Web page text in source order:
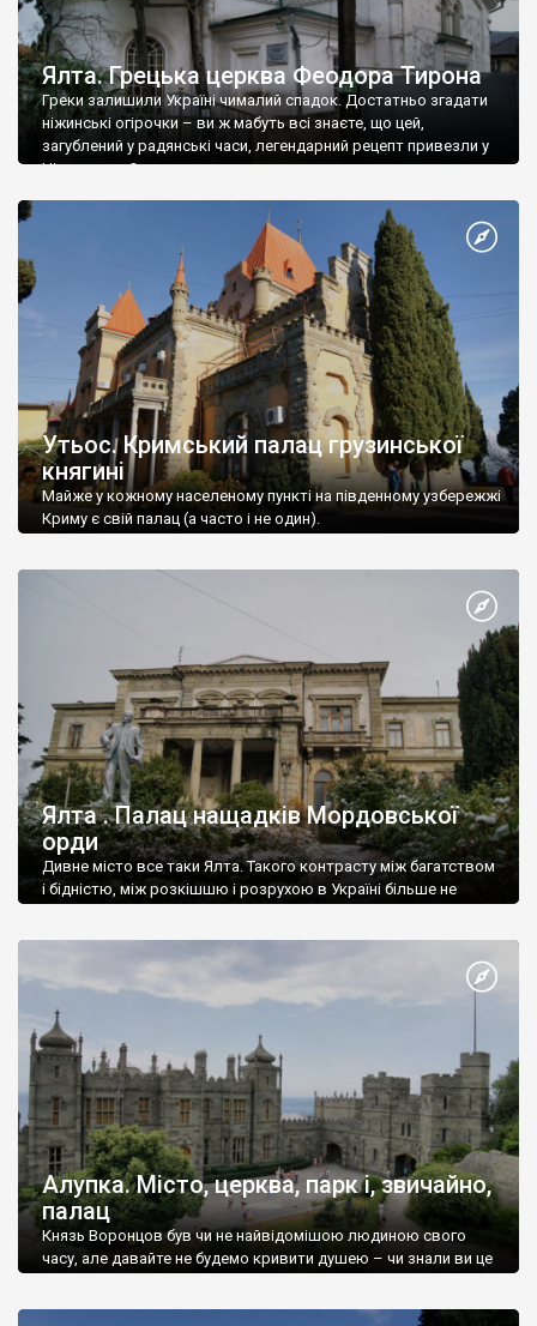
Ялта. Грецька церква Феодора Тирона
Греки залишили Україні чималий спадок. Достатньо згадати
ніжинські огірочки – ви ж мабуть всі знаєте, що цей,
загублений у радянські часи, легендарний рецепт привезли у
Ніжин греки?
Утьос. Кримський палац грузинської
княгині
Майже у кожному населеному пункті на південному узбережжі
Криму є свій палац (а часто і не один).
Ялта . Палац нащадків Мордовської
орди
Дивне місто все таки Ялта. Такого контрасту між багатством
і бідністю, між розкішшю і розрухою в Україні більше не
Алупка. Місто, церква, парк і, звичайно,
палац
Князь Воронцов був чи не найвідомішою людиною свого
часу, але давайте не будемо кривити душею – чи знали ви це